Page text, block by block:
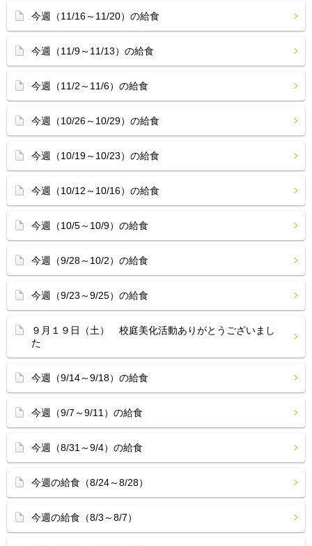
今週（11/16～11/20）の給食
今週（11/9～11/13）の給食
今週（11/2～11/6）の給食
今週（10/26～10/29）の給食
今週（10/19～10/23）の給食
今週（10/12～10/16）の給食
今週（10/5～10/9）の給食
今週（9/28～10/2）の給食
今週（9/23～9/25）の給食
９月１９日（土） 校庭美化活動ありがとうございまし
た
今週（9/14～9/18）の給食
今週（9/7～9/11）の給食
今週（8/31～9/4）の給食
今週の給食（8/24～8/28）
今週の給食（8/3～8/7）